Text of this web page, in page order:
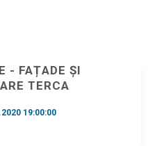
- FAȚADE ȘI
TERCA
19:00:00